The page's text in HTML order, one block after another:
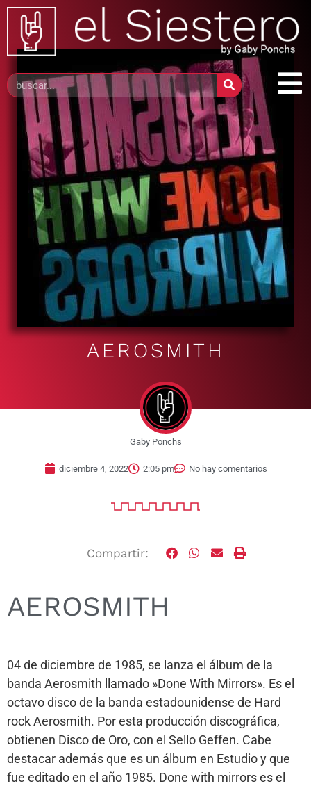
AEROSMITH
Gaby Ponchs
diciembre 4, 2022 2:05 pm No hay comentarios
Compartir:
AEROSMITH
04 de diciembre de 1985, se lanza el álbum de la
banda Aerosmith llamado »Done With Mirrors». Es el
octavo disco de la banda estadounidense de Hard
rock Aerosmith. Por esta producción discográfica,
obtienen Disco de Oro, con el Sello Geffen. Cabe
destacar además que es un álbum en Estudio y que
fue editado en el año 1985. Done with mirrors es el